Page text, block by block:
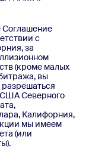
с
за
(кроме малых
вы
разрешаться
Северного
Калифорния,
мы имеем
(или